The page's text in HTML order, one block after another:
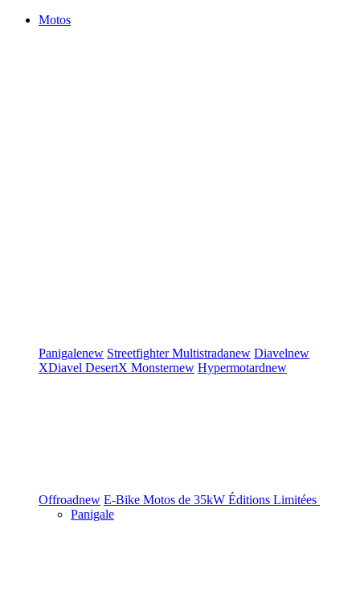
Motos
Panigalenew StreetfighterMultistradanew Diavelnew
XDiavel DesertX Monsternew Hypermotardnew
Offroadnew E-Bike Motos de 35kW Éditions Limitées
Panigale